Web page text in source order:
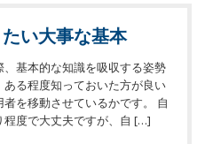
い大事な基本
基本的な知識を吸収する姿勢
る程度知っておいた方が良い
を移動させているかです。 自
度で大丈夫ですが、自 […]